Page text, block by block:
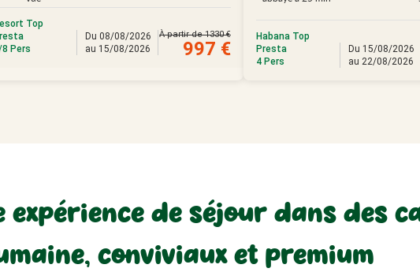
Top
Pers
Du 08/08/2026
au 15/08/2026
À partir de 1330 €
997 €
Habana Top
Presta
4 Pers
Du 15/08/2026
au 22/08/2026
expérience de séjour dans des
conviviaux et premium